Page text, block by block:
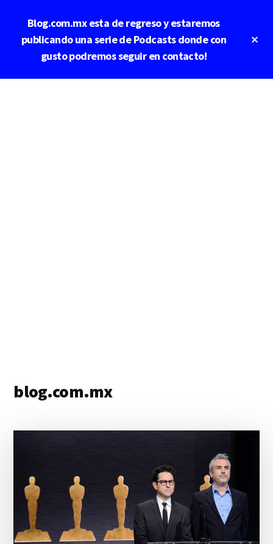
contenido
principal
Blog.com.mx esta de regreso y estaremos
publicando una serie de Podcasts donde con
gusto podremos seguir en contacto!
blog.com.mx